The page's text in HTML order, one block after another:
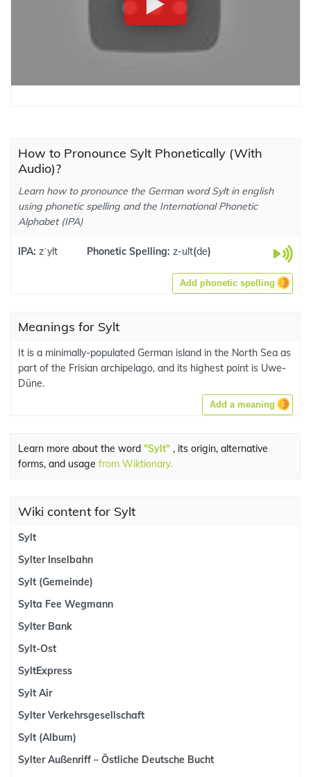
How to Pronounce Sylt Phonetically (With
Audio)?
Learn how to pronounce the German word Sylt in english
using phonetic spelling and the International Phonetic
Alphabet (IPA)
IPA: zˈylt Phonetic Spelling: z-ult(de)
Add phonetic spelling
Meanings for Sylt
It is a minimally-populated German island in the North Sea as
part of the Frisian archipelago, and its highest point is Uwe-
Düne.
Add a meaning
Learn more about the word "Sylt" , its origin, alternative
forms, and usage from Wiktionary.
Wiki content for Sylt
Sylt
Sylter Inselbahn
Sylt (Gemeinde)
Sylta Fee Wegmann
Sylter Bank
Sylt-Ost
SyltExpress
Sylt Air
Sylter Verkehrsgesellschaft
Sylt (Album)
Sylter Außenriff – Östliche Deutsche Bucht